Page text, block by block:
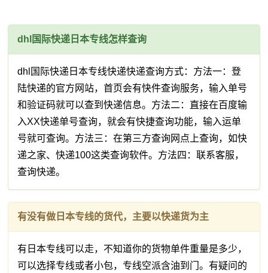
dhl国际快递日本专线怎样查询
dhl国际快递日本专线快递快递查询方式：方法一：登
陆快递的官方网站，首页会有快件查询服务，输入单号
和验证码就可以查到快递信息。方法二：直接在百度输
入XX快递单号查询，就会有快捷查询功能，输入运单
号就可查询。方法三：在第三方查询网点上查询，如快
递之家、快递100这类查询软件。方法四：联系客服，
查询快递。
有没有做日本专线的货代，主要以快递货为主
有日本专线可以走，不知道你的货物单件重量是多少，
可以选择专线或者小包，专线空派含油到门。有疑问的